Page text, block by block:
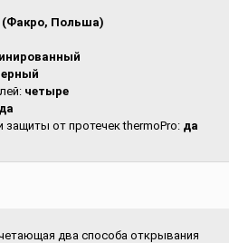
(Факро, Польша)
четыре
да
защиты от протечек thermoPro: да
два способа открывания